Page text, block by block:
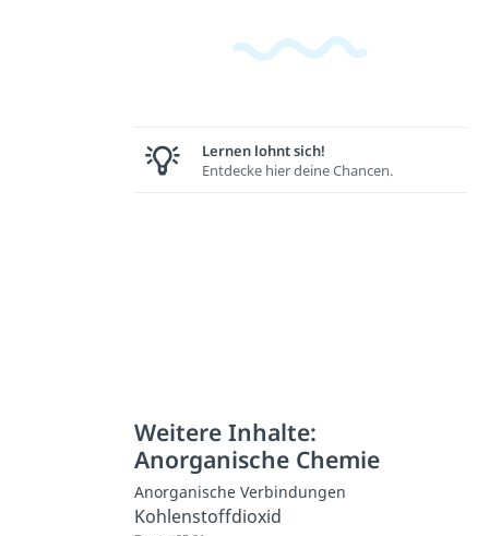
Lernen lohnt sich!
Entdecke hier deine Chancen.
Weitere Inhalte:
Anorganische Chemie
Anorganische Verbindungen
Kohlenstoffdioxid